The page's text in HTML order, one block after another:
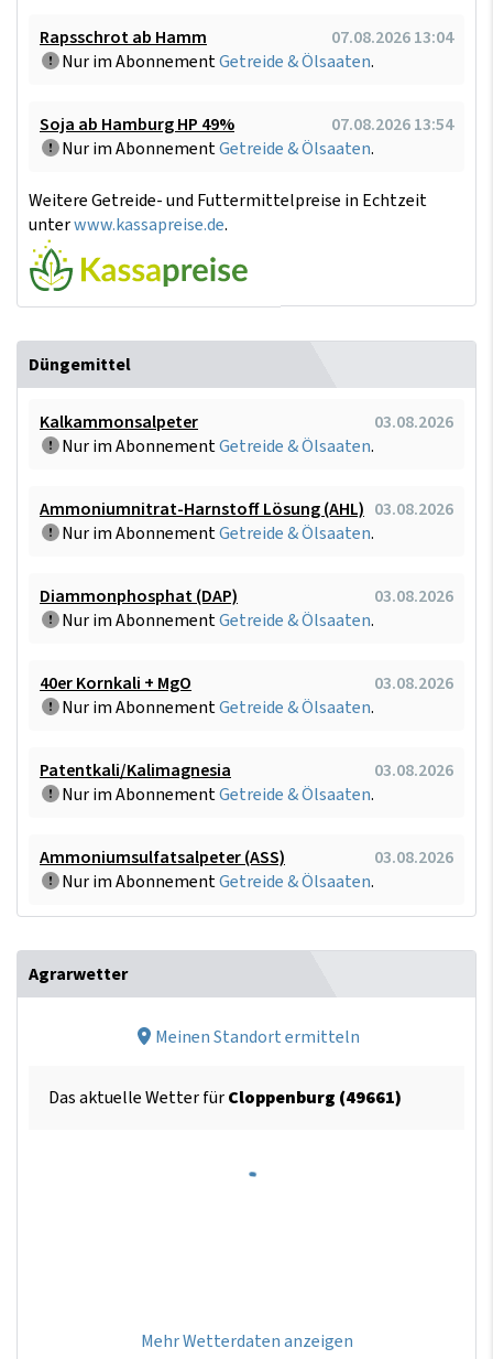
Rapsschrot ab Hamm
07.08.2026 13:04
Nur im AbonnementGetreide & Ölsaaten.
Soja ab Hamburg HP 49%
07.08.2026 13:54
Nur im AbonnementGetreide & Ölsaaten.
Weitere Getreide- und Futtermittelpreise in Echtzeit
unterwww.kassapreise.de.
Düngemittel
Kalkammonsalpeter
03.08.2026
Nur im AbonnementGetreide & Ölsaaten.
Ammoniumnitrat-Harnstoff Lösung (AHL) 03.08.2026
Nur im AbonnementGetreide & Ölsaaten.
Diammonphosphat (DAP)
03.08.2026
Nur im AbonnementGetreide & Ölsaaten.
40er Kornkali + MgO
03.08.2026
Nur im AbonnementGetreide & Ölsaaten.
Patentkali/Kalimagnesia
03.08.2026
Nur im AbonnementGetreide & Ölsaaten.
Ammoniumsulfatsalpeter (ASS)
03.08.2026
Nur im AbonnementGetreide & Ölsaaten.
Agrarwetter
Meinen Standort ermitteln
Das aktuelle Wetter fürCloppenburg (49661)
Mehr Wetterdaten anzeigen